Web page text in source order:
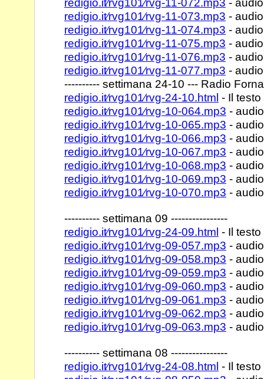
redigio.it⁄rvg101⁄rvg-11-073.mp3 -
redigio.it⁄rvg101⁄rvg-11-074.mp3 -
redigio.it⁄rvg101⁄rvg-11-075.mp3 -
redigio.it⁄rvg101⁄rvg-11-076.mp3 -
redigio.it⁄rvg101⁄rvg-11-077.mp3 -
---------- settimana 24-10 --- Radio
redigio.it⁄rvg101⁄rvg-24-10.html - Il
redigio.it⁄rvg101⁄rvg-10-064.mp3 -
redigio.it⁄rvg101⁄rvg-10-065.mp3 -
redigio.it⁄rvg101⁄rvg-10-066.mp3 -
redigio.it⁄rvg101⁄rvg-10-067.mp3 -
redigio.it⁄rvg101⁄rvg-10-068.mp3 -
redigio.it⁄rvg101⁄rvg-10-069.mp3 -
redigio.it⁄rvg101⁄rvg-10-070.mp3 -
---------- settimana 09 ----------------
redigio.it⁄rvg101⁄rvg-24-09.html - Il
redigio.it⁄rvg101⁄rvg-09-057.mp3 -
redigio.it⁄rvg101⁄rvg-09-058.mp3 -
redigio.it⁄rvg101⁄rvg-09-059.mp3 -
redigio.it⁄rvg101⁄rvg-09-060.mp3 -
redigio.it⁄rvg101⁄rvg-09-061.mp3 -
redigio.it⁄rvg101⁄rvg-09-062.mp3 -
redigio.it⁄rvg101⁄rvg-09-063.mp3 -
---------- settimana 08 ----------------
redigio.it⁄rvg101⁄rvg-24-08.html - Il